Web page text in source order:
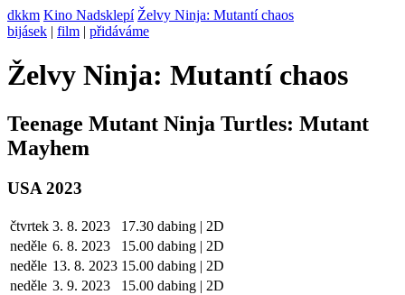
dkkm Kino Nadsklepí Želvy Ninja: Mutantí chaos
bijásek | film | přidáváme
Želvy Ninja: Mutantí chaos
Teenage Mutant Ninja Turtles: Mutant
Mayhem
USA 2023
čtvrtek 3. 8. 2023 17.30 dabing | 2D
neděle 6. 8. 2023 15.00 dabing | 2D
neděle 13. 8. 2023 15.00 dabing | 2D
neděle 3. 9. 2023 15.00 dabing | 2D